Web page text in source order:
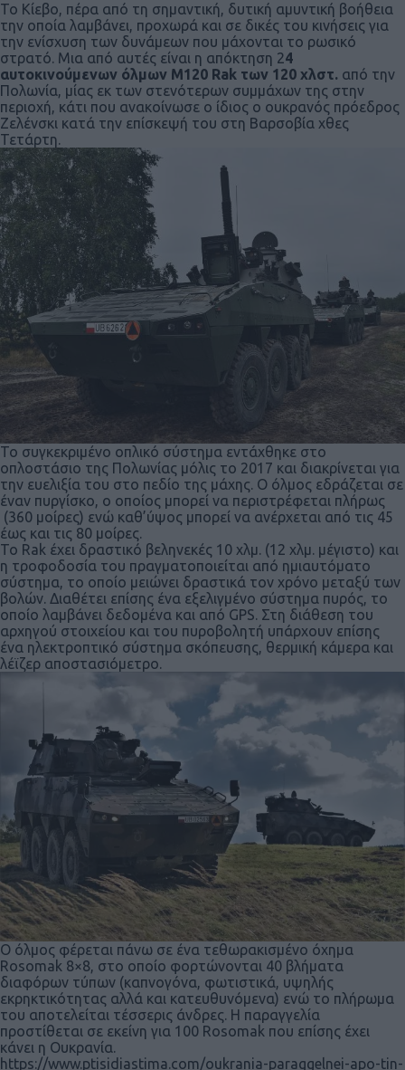
Το Κίεβο, πέρα από τη σημαντική, δυτική αμυντική βοήθεια
την οποία λαμβάνει, προχωρά και σε δικές του κινήσεις για
την ενίσχυση των δυνάμεων που μάχονται το ρωσικό
στρατό. Μια από αυτές είναι η απόκτηση 24
αυτοκινούμενων όλμων Μ120 Rak των 120 χλστ. από την
Πολωνία, μίας εκ των στενότερων συμμάχων της στην
περιοχή, κάτι που ανακοίνωσε ο ίδιος ο ουκρανός πρόεδρος
Ζελένσκι κατά την επίσκεψή του στη Βαρσοβία χθες
Τετάρτη.
Το συγκεκριμένο οπλικό σύστημα εντάχθηκε στο
οπλοστάσιο της Πολωνίας μόλις το 2017 και διακρίνεται για
την ευελιξία του στο πεδίο της μάχης. Ο όλμος εδράζεται σε
έναν πυργίσκο, ο οποίος μπορεί να περιστρέφεται πλήρως
(360 μοίρες) ενώ καθ’ύψος μπορεί να ανέρχεται από τις 45
έως και τις 80 μοίρες.
Το Rak έχει δραστικό βεληνεκές 10 χλμ. (12 χλμ. μέγιστο) και
η τροφοδοσία του πραγματοποιείται από ημιαυτόματο
σύστημα, το οποίο μειώνει δραστικά τον χρόνο μεταξύ των
βολών. Διαθέτει επίσης ένα εξελιγμένο σύστημα πυρός, το
οποίο λαμβάνει δεδομένα και από GPS. Στη διάθεση του
αρχηγού στοιχείου και του πυροβολητή υπάρχουν επίσης
ένα ηλεκτροπτικό σύστημα σκόπευσης, θερμική κάμερα και
λέϊζερ αποστασιόμετρο.
Ο όλμος φέρεται πάνω σε ένα τεθωρακισμένο όχημα
Rosomak 8×8, στο οποίο φορτώνονται 40 βλήματα
διαφόρων τύπων (καπνογόνα, φωτιστικά, υψηλής
εκρηκτικότητας αλλά και κατευθυνόμενα) ενώ το πλήρωμα
του αποτελείται τέσσερις άνδρες. Η παραγγελία
προστίθεται σε εκείνη για 100 Rosomak που επίσης έχει
κάνει η Ουκρανία.
https://www.ptisidiastima.com/oukrania-paraggelnei-apo-tin-